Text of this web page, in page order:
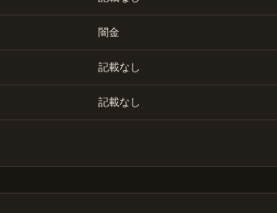
闇金
記載なし
記載なし